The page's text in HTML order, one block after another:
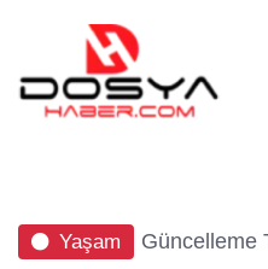
Yaşam Güncelleme